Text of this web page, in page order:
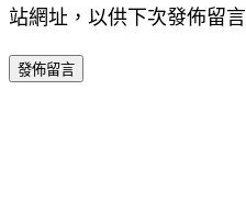
站網址，以供下次發佈留